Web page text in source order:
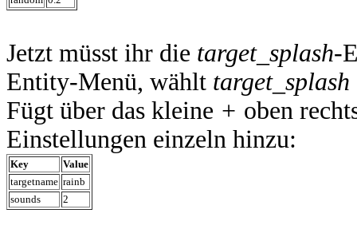
Jetzt müsst ihr die target_splash-
Entity-Menü, wählt target_splash
Fügt über das kleine + oben
Einstellungen einzeln hinzu:
Key
Value
targetname rainb
sounds
2